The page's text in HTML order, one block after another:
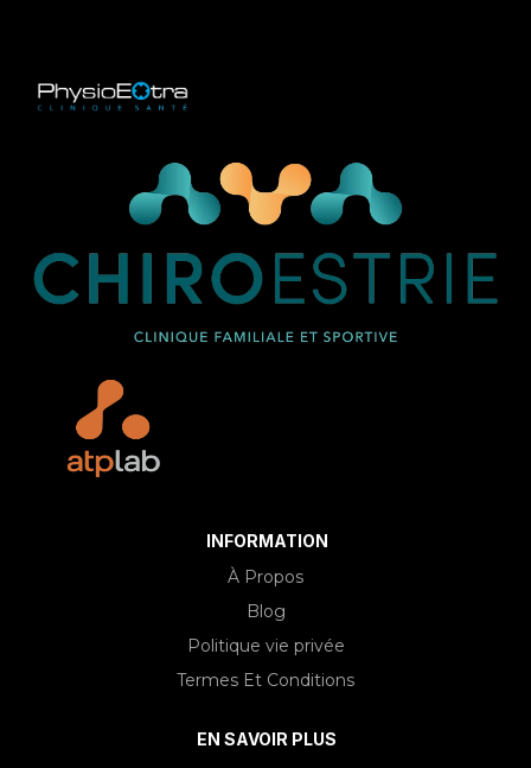
INFORMATION
À Propos
Blog
Politique vie privée
Termes Et Conditions
EN SAVOIR PLUS